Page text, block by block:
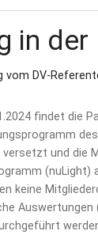
in
vom DV-
findet die
versetzt und die
(nuLight)
keine
Auswertungen